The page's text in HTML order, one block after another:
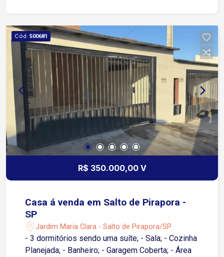
Cód. 500681
R$ 350.000,00 V
Casa á venda em Salto de Pirapora -
SP
Jardim Maria Clara - Salto de Pirapora/SP
- 3 dormitórios sendo uma suíte; - Sala; - Cozinha
Planejada; - Banheiro; - Garagem Coberta; - Área